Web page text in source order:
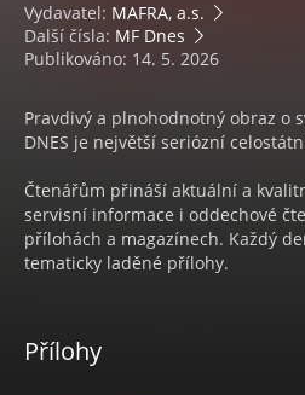
Vydavatel: MAFRA, a.s.
Další čísla: MF Dnes
Publikováno: 14. 5. 2026
Pravdivý a plnohodnotný obraz o
DNES je největší seriózní
Čtenářům přináší aktuální a
servisní informace i oddechové
přílohách a magazínech. Každý
tematicky laděné přílohy.
• Pondělí s nejčtenějším ženským
Přílohy